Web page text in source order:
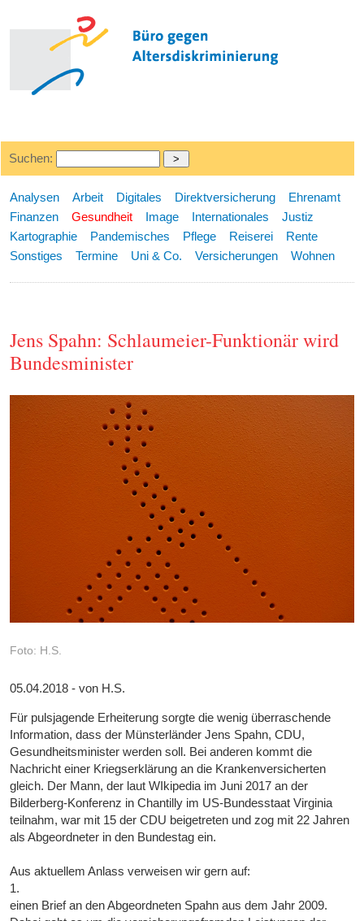
Suchen:
Analysen Arbeit Digitales Direktversicherung
Ehrenamt
Finanzen
Gesundheit Image Internationales
Justiz
Kartographie
Pandemisches Pflege Reiserei
Rente
Sonstiges
Termine Uni & Co. Versicherungen Wohnen
Jens Spahn: Schlaumeier-Funktionär wird
Bundesminister
Foto: H.S.
05.04.2018 - von H.S.
Für pulsjagende Erheiterung sorgte die wenig überraschende
Information, dass der Münsterländer Jens Spahn, CDU,
Gesundheitsminister werden soll. Bei anderen kommt die
Nachricht einer Kriegserklärung an die Krankenversicherten
gleich. Der Mann, der laut WIkipedia im Juni 2017 an der
Bilderberg-Konferenz in Chantilly im US-Bundesstaat Virginia
teilnahm, war mit 15 der CDU beigetreten und zog mit 22 Jahren
als Abgeordneter in den Bundestag ein.
Aus aktuellem Anlass verweisen wir gern auf:
1.
einen Brief an den Abgeordneten Spahn aus dem Jahr 2009.